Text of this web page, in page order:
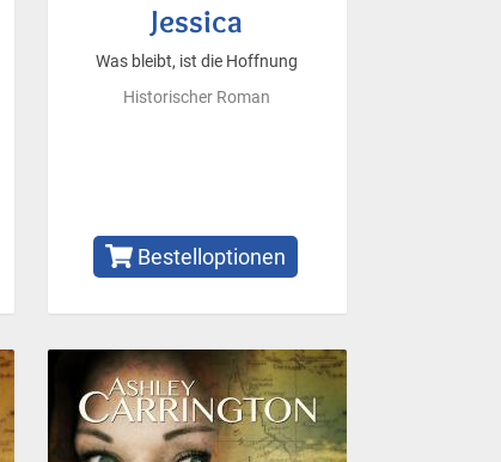
Jessica
Was bleibt, ist die Hoffnung
Historischer Roman
Bestelloptionen